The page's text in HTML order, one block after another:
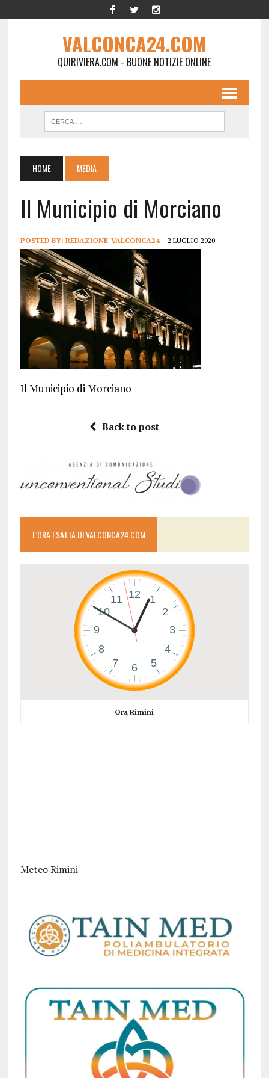
VALCONCA24.COM
QUIRIVIERA.COM - BUONE NOTIZIE ONLINE
HOME MEDIA
Il Municipio di Morciano
POSTED BY: REDAZIONE_VALCONCA24 2 LUGLIO 2020
Il Municipio di Morciano
Back to post
L’ORA ESATTA DI VALCONCA24.COM
Ora Rimini
Meteo Rimini